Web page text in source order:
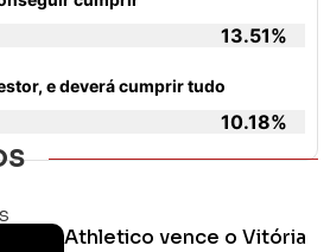
13.51%
e deverá cumprir tudo
10.18%
Athletico vence o Vitória